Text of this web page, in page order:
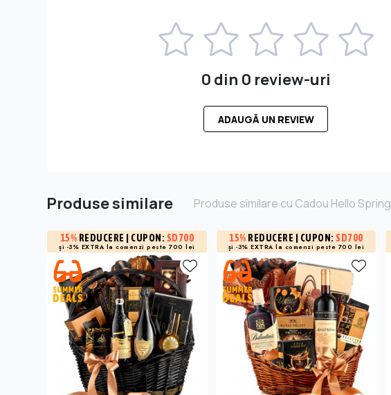
0 din 0 review-uri
ADAUGĂ UN REVIEW
Produse similare Produse similare cu Cadou Hello Spring
15% REDUCERE | CUPON: SD700
și -3% EXTRA la comenzi peste 700 lei
15% REDUCERE | CUPON:SD700
și -3% EXTRA la comenzi peste 700 lei